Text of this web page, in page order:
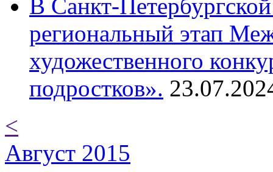
В Санкт-
региональный этап
художественного
подростков».
<
Август 2015